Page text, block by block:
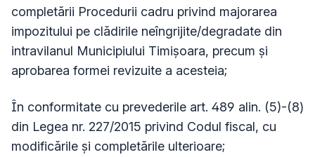
completării Procedurii cadru privind majorarea
impozitului pe clădirile neîngrijite/degradate din
intravilanul Municipiului Timișoara, precum și
aprobarea formei revizuite a acesteia;
În conformitate cu prevederile art. 489 alin. (5)-(8)
din Legea nr. 227/2015 privind Codul fiscal, cu
modificările şi completările ulterioare;